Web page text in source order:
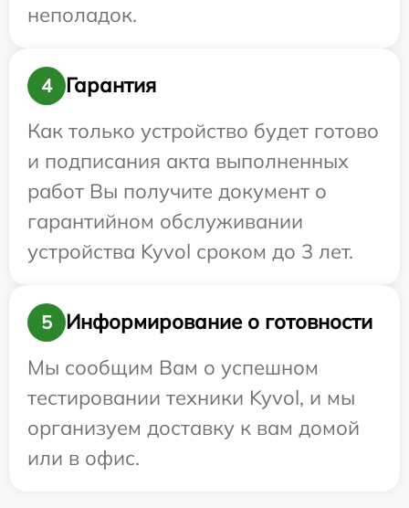
неполадок.
4
Гарантия
Как только устройство будет готово
и подписания акта выполненных
работ Вы получите документ о
гарантийном обслуживании
устройства Kyvol сроком до 3 лет.
5
Информирование о готовности
Мы сообщим Вам о успешном
тестировании техники Kyvol, и мы
организуем доставку к вам домой
или в офис.